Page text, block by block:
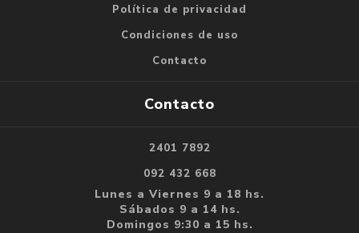
Política de privacidad
Condiciones de uso
Contacto
Contacto
2401 7892
092 432 668
Lunes a Viernes 9 a 18 hs.
Sábados 9 a 14 hs.
Domingos 9:30 a 15 hs.